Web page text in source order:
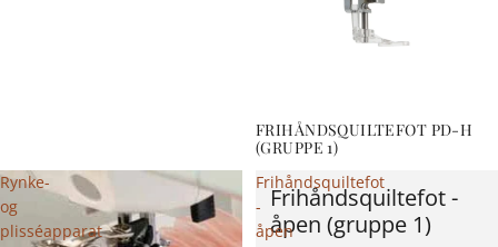
FRIHÅNDSQUILTEFOT PD-H
(GRUPPE 1)
Rynke-
og
plisséapparat
Frihåndsquiltefot
-
åpen
Frihåndsquiltefot -
åpen (gruppe 1)